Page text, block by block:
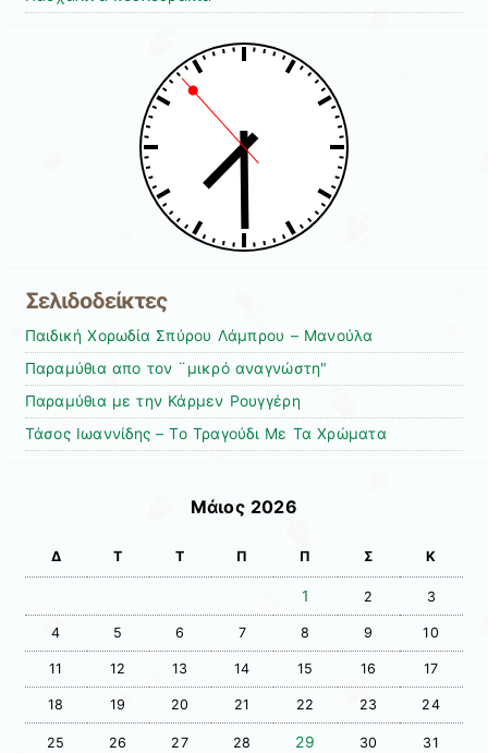
Σελιδοδείκτες
Παιδική Χορωδία Σπύρου Λάμπρου – Μανούλα
Παραμύθια απο τον ¨μικρό αναγνώστη"
Παραμύθια με την Κάρμεν Ρουγγέρη
Τάσος Ιωαννίδης – To Τραγούδι Με Τα Χρώματα
Μάιος 2026
Δ Τ Τ Π Π Σ Κ
1 2 3
4 5 6 7 8 9 10
11 12 13 14 15 16 17
18 19 20 21 22 23 24
25 26 27 28 29 30 31